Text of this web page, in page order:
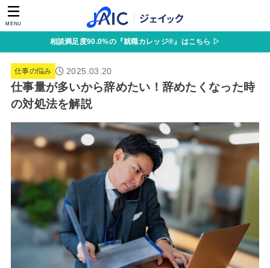
MENU
相談満足度90.0%の『就職カレッジ®』はこちら ▷
仕事の悩み 2025.03.20
仕事量が多いから辞めたい！辞めたくなった時
の対処法を解説